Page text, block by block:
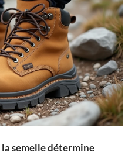
la semelle détermine